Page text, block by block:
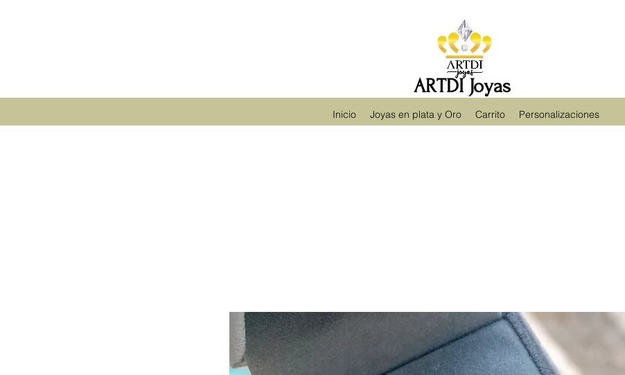
ARTDI Joyas
Inicio Joyas en plata y Oro Carrito Personalizaciones